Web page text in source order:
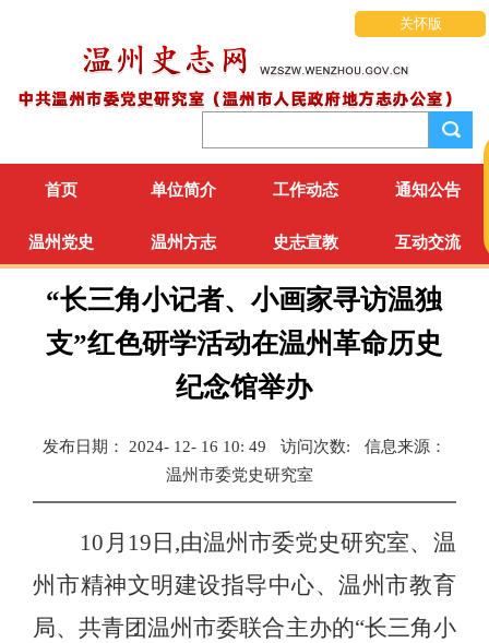
关怀版
首页 单位简介 工作动态 通知公告
温州党史 温州方志 史志宣教 互动交流
“长三角小记者、小画家寻访温独
支”红色研学活动在温州革命历史
纪念馆举办
发布日期： 2024- 12- 16 10: 49 访问次数:
信息来源：
温州市委党史研究室
10月19 日 ,由温州市委党史研究室、温
州市精神文明建设指导中心、温州市教育
局、共青团温州市委联合主办的“长三角小